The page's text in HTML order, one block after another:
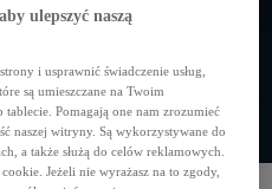
uda się poprawić bezpieczeństwo na naszych
ulepszyć naszą
i usprawnić świadczenie usług,
są umieszczane na Twoim
Pomagają one nam zrozumieć
naszej witryny. Są wykorzystywane do
a także służą do celów reklamowych.
Jeżeli nie wyrażasz na to zgody,